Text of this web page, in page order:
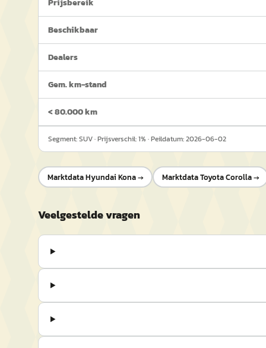
Prijsbereik
Beschikbaar
Dealers
Gem. km-stand
< 80.000 km
Segment:SUV· Prijsverschil:1% · Peildatum:2026-06-02
MarktdataHyundai Kona→ MarktdataToyota Corolla→
Veelgestelde vragen